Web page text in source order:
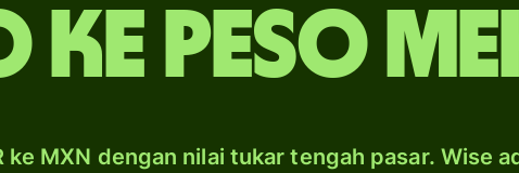
ke peso
ke MXN dengan nilai tukar tengah pasar. Wise